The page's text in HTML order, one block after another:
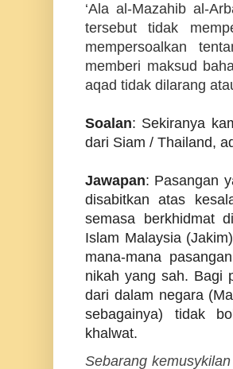
‘Ala al-Mazahib al-
tersebut tidak
mempersoalkan
memberi maksud
aqad tidak dilarang
Soalan: Sekiranya
dari Siam / Thailand,
Jawapan: Pasangan
disabitkan atas
semasa berkhidmat
Islam Malaysia
mana-mana
nikah yang sah. Bagi
dari dalam negara
sebagainya) tidak
khalwat.
Sebarang